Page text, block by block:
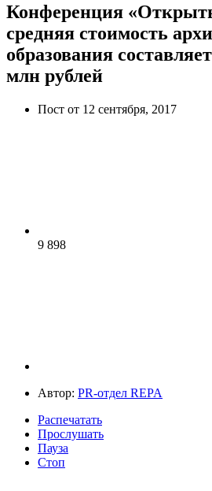
Конференция
средняя стоимость
образования
млн рублей
Пост от 12 сентября, 2017
9 898
Автор: PR-отдел REPA
Распечатать
Прослушать
Пауза
Стоп